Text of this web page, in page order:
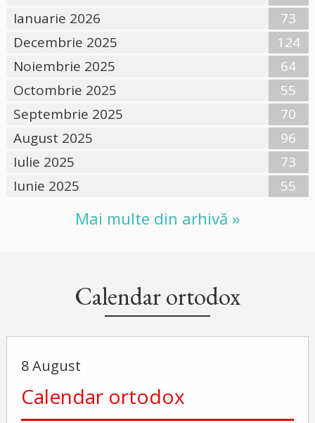
Ianuarie 2026
73
Decembrie 2025
124
Noiembrie 2025
64
Octombrie 2025
55
Septembrie 2025
70
August 2025
96
Iulie 2025
73
Iunie 2025
55
Mai multe din arhivă »
Calendar ortodox
8 August
Calendar ortodox